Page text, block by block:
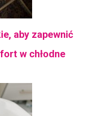
aby zapewnić
w chłodne